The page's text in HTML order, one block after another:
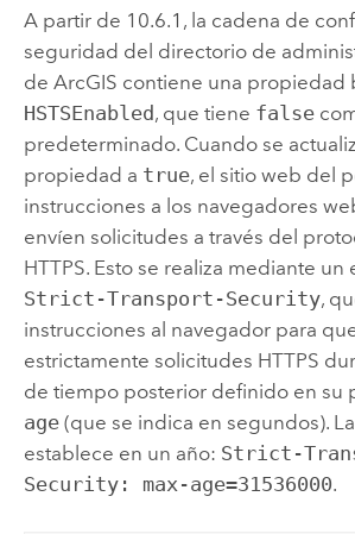
A partir de 10.6.1, la cadena de
seguridad del directorio de
de ArcGIS contiene una propiedad
HSTSEnabled , que tiene false
predeterminado. Cuando se
propiedad a true, el sitio web del
instrucciones a los navegadores
envíen solicitudes a través del
HTTPS. Esto se realiza mediante un
Strict-Transport-Security,
instrucciones al navegador para
estrictamente solicitudes HTTPS
de tiempo posterior definido en su
age(que se indica en segundos).
establece en un año: Strict-
Security: max-age=31536000.